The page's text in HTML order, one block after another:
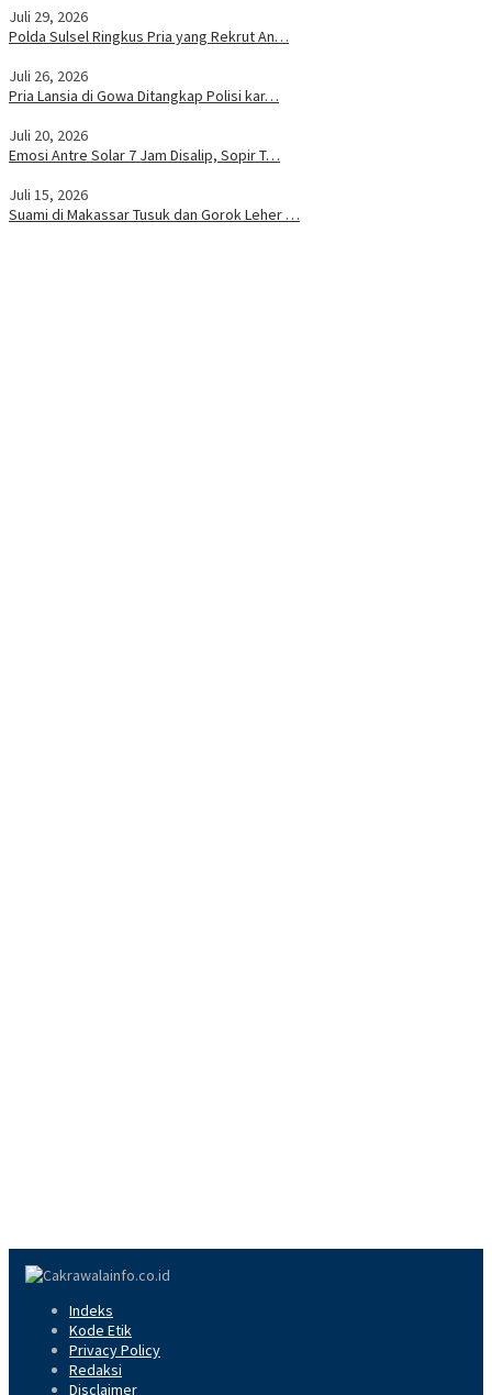
Juli 29, 2026
Polda Sulsel Ringkus Pria yang Rekrut An…
Juli 26, 2026
Pria Lansia di Gowa Ditangkap Polisi kar…
Juli 20, 2026
Emosi Antre Solar 7 Jam Disalip, Sopir T…
Juli 15, 2026
Suami di Makassar Tusuk dan Gorok Leher …
Indeks
Kode Etik
Privacy Policy
Redaksi
Disclaimer